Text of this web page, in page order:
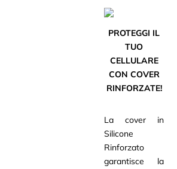
PROTEGGI IL
TUO
CELLULARE
CON COVER
RINFORZATE!
La cover in
Silicone
Rinforzato
garantisce la